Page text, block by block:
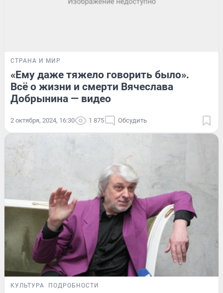
СТРАНА И МИР
«Ему даже тяжело говорить было».
Всё о жизни и смерти Вячеслава
Добрынина — видео
2 октября, 2024, 16:30 1 875 Обсудить
КУЛЬТУРА ПОДРОБНОСТИ